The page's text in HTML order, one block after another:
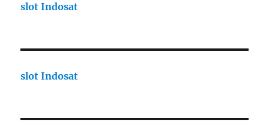
slot Indosat
slot Indosat